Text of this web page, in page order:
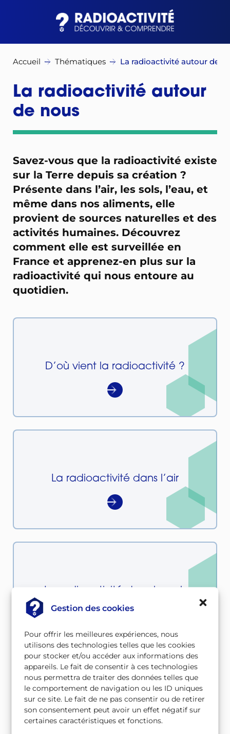
Gestion des cookies
Pour offrir les meilleures expériences, nous
utilisons des technologies telles que les cookies
pour stocker et/ou accéder aux informations des
appareils. Le fait de consentir à ces technologies
nous permettra de traiter des données telles que
le comportement de navigation ou les ID uniques
sur ce site. Le fait de ne pas consentir ou de retirer
son consentement peut avoir un effet négatif sur
certaines caractéristiques et fonctions.
Accueil Thématiques La radioactivité autour de
La radioactivité autour
de nous
Savez-vous que la radioactivité existe
sur la Terre depuis sa création ?
Présente dans l’air, les sols, l’eau, et
même dans nos aliments, elle
provient de sources naturelles et des
activités humaines. Découvrez
comment elle est surveillée en
France et apprenez-en plus sur la
radioactivité qui nous entoure au
quotidien.
D’où vient la radioactivité ?
La radioactivité dans l’air
La radioactivité dans l’eau